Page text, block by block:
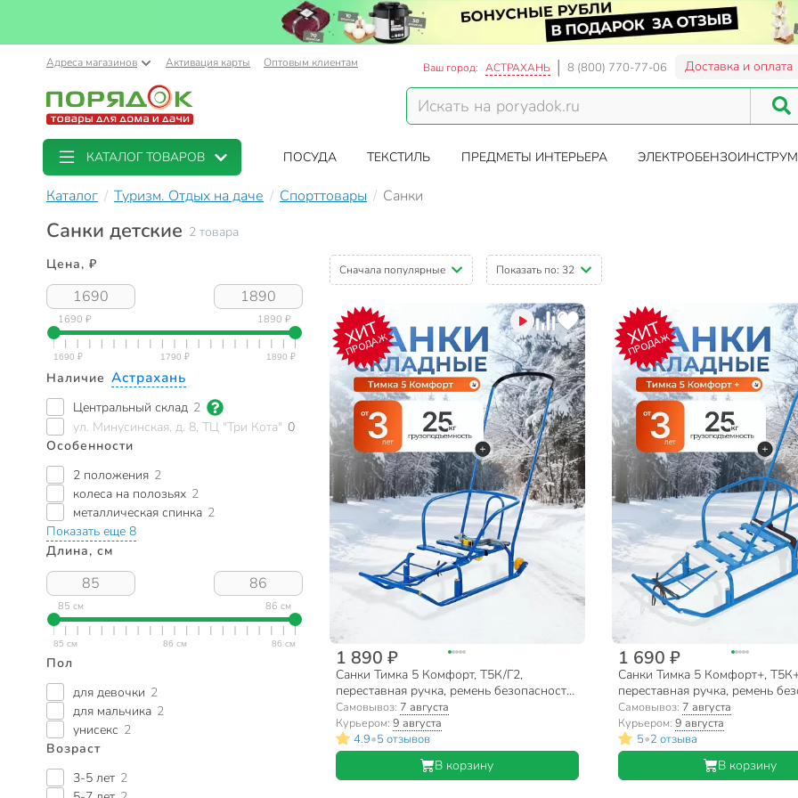
Адреса магазинов Активация карты Оптовым клиентам Ваш город: АСТРАХАНЬ 8 (800) 770-77-06 Доставка и оплата
КАТАЛОГ ТОВАРОВ ПОСУДА ТЕКСТИЛЬ ПРЕДМЕТЫ ИНТЕРЬЕРА
Каталог Туризм. Отдых на даче Спорттовары Санки
Санки детские 2 товара
Цена, ₽
1690 ₽ 1890 ₽
Наличие Астрахань
Центральный склад 2
ул. Минусинская, д. 8, ТЦ "Три Кота" 0
Особенности
2 положения 2
колеса на полозьях 2
металлическая спинка 2
Показать еще 8
Длина, см
85 см 86 см
Пол
для девочки 2
для мальчика 2
унисекс 2
Возраст
3-5 лет 2
Сначала популярные Показать по: 32
ХИТ
ПРОДАЖ
1 890 ₽
Санки Тимка 5 Комфорт, Т5К/Г2,
переставная ручка, ремень безопасности,
колеса на полозьях, 25 кг, спинка, Nika
Самовывоз: 7 августа
Курьером: 9 августа
4.9•5 отзывов
В корзину
ХИТ
ПРОДАЖ
1 690 ₽
Санки Тимка 5 Комфорт+,
переставная ручка, ремень
колеса на полозьях, 25 кг,
Самовывоз: 7 августа
Курьером: 9 августа
5•2 отзыва
В корзину